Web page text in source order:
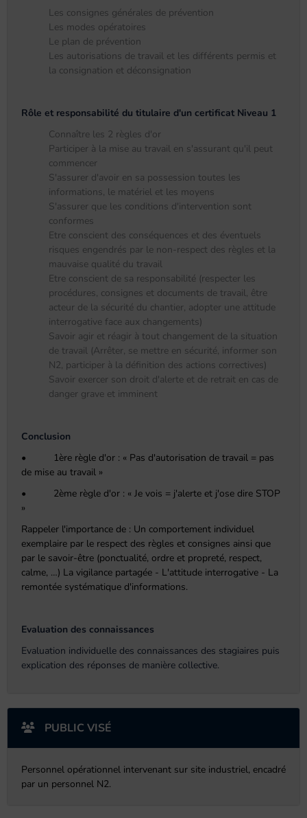
Les consignes générales de prévention
Les modes opératoires
Le plan de prévention
Les autorisations de travail et les différents permis et
la consignation et déconsignation
Rôle et responsabilité du titulaire d'un certificat Niveau 1
Connaître les 2 règles d'or
Participer à la mise au travail en s'assurant qu'il peut
commencer
S'assurer d'avoir en sa possession toutes les
informations, le matériel et les moyens
S'assurer que les conditions d'intervention sont
conformes
Etre conscient des conséquences et des éventuels
risques engendrés par le non-respect des règles et la
mauvaise qualité du travail
Etre conscient de sa responsabilité (respecter les
procédures, consignes et documents de travail, être
acteur de la sécurité du chantier, adopter une attitude
interrogative face aux changements)
Savoir agir et réagir à tout changement de la situation
de travail (Arrêter, se mettre en sécurité, informer son
N2, participer à la définition des actions correctives)
Savoir exercer son droit d'alerte et de retrait en cas de
danger grave et imminent
Conclusion
• 1ère règle d'or : « Pas d'autorisation de travail = pas
de mise au travail »
• 2ème règle d'or : « Je vois = j'alerte et j'ose dire STOP
»
Rappeler l'importance de : Un comportement individuel
exemplaire par le respect des règles et consignes ainsi que
par le savoir-être (ponctualité, ordre et propreté, respect,
calme, …) La vigilance partagée - L'attitude interrogative - La
remontée systématique d'informations.
Evaluation des connaissances
Evaluation individuelle des connaissances des stagiaires puis
explication des réponses de manière collective.
PUBLIC VISÉ
Personnel opérationnel intervenant sur site industriel, encadré
par un personnel N2.